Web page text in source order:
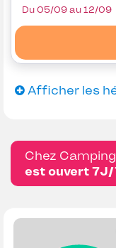
Du 05/09 au 12/09
Afficher les
Chez
est ouvert 7J/